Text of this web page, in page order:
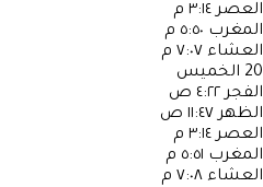
العصر ٣:١٤ م
المغرب ٥:٥٠ م
العشاء ٧:٠٧ م
20 الخميس
الفجر ٤:٢٢ ص
الظهر ١١:٤٧ ص
العصر ٣:١٤ م
المغرب ٥:٥١ م
العشاء ٧:٠٨ م